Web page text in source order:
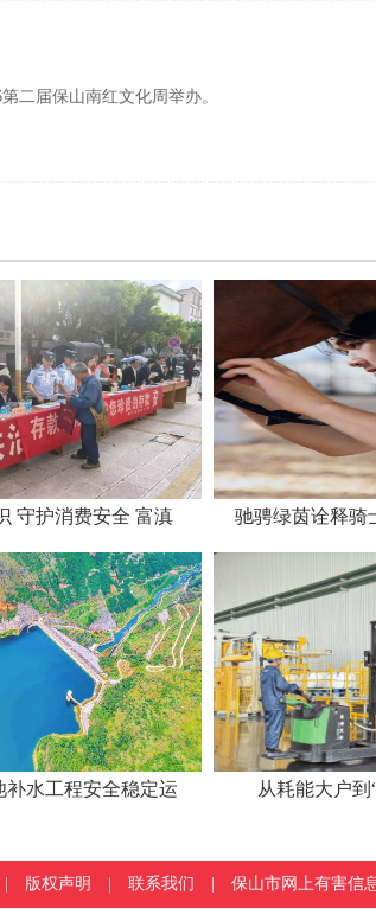
届保山南红文化周举办。
守护消费安全 富滇 驰骋绿茵诠释骑
水工程安全稳定运 从耗能大户
版权声明 联系我们 保山市网上有害信